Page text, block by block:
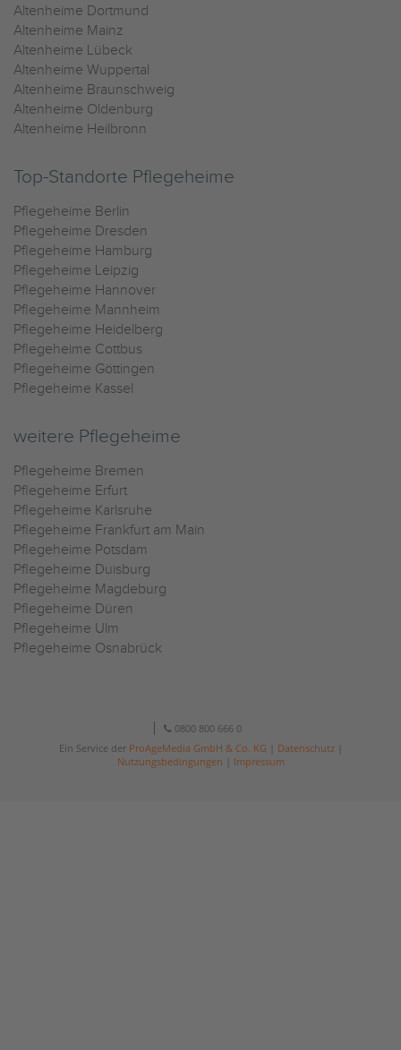
Altenheime Dortmund
Altenheime Mainz
Altenheime Lübeck
Altenheime Wuppertal
Altenheime Braunschweig
Altenheime Oldenburg
Altenheime Heilbronn
Top-Standorte Pflegeheime
Pflegeheime Berlin
Pflegeheime Dresden
Pflegeheime Hamburg
Pflegeheime Leipzig
Pflegeheime Hannover
Pflegeheime Mannheim
Pflegeheime Heidelberg
Pflegeheime Cottbus
Pflegeheime Göttingen
Pflegeheime Kassel
weitere Pflegeheime
Pflegeheime Bremen
Pflegeheime Erfurt
Pflegeheime Karlsruhe
Pflegeheime Frankfurt am Main
Pflegeheime Potsdam
Pflegeheime Duisburg
Pflegeheime Magdeburg
Pflegeheime Düren
Pflegeheime Ulm
Pflegeheime Osnabrück
0800 800 666 0
Ein Service der ProAgeMedia GmbH & Co. KG Datenschutz|
Nutzungsbedingungen
Impressum